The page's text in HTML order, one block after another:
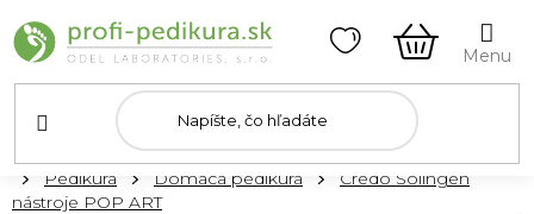
na
obsah
KOŠÍK
DomovPedikúra Domáca pedikúra
Credo Solingen
nástroje POP ART